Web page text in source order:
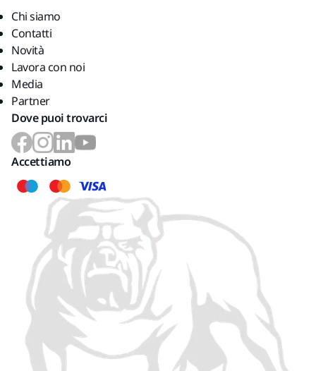
Chi siamo
Contatti
Novità
Lavora con noi
Media
Partner
Dove puoi trovarci
Accettiamo